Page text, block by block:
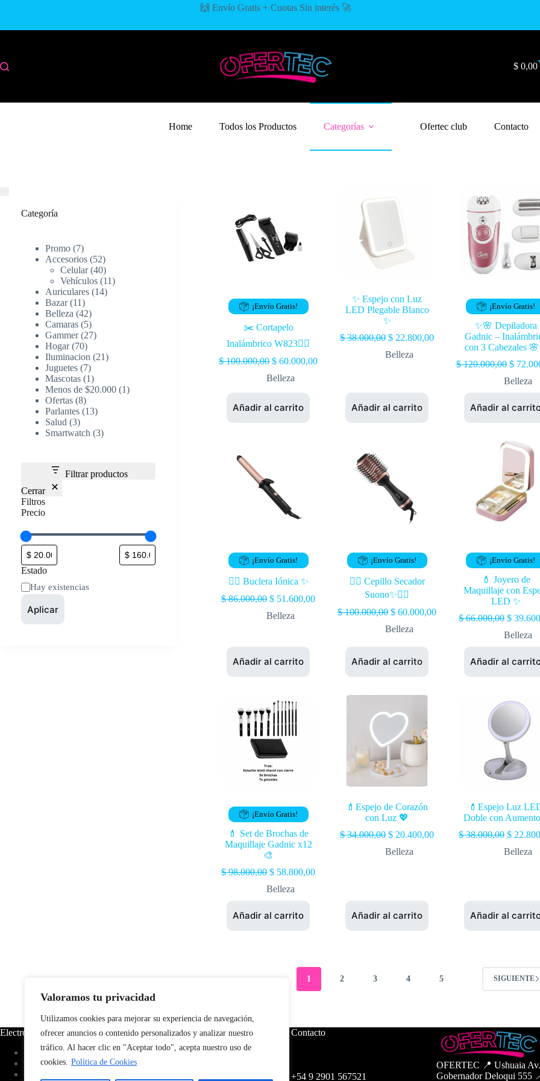
Valoramos tu privacidad
Utilizamos cookies para mejorar su experiencia de navegación,
ofrecer anuncios o contenido personalizados y analizar nuestro
tráfico. Al hacer clic en "Aceptar todo", acepta nuestro uso de
cookies. Política de Cookies
🙌 Envío Gratis + Cuotas Sin interés 🚀
$ 0,00
Home Todos los Productos Categorías Ofertec club Contacto
¡Envío Gratis!
✂️ Cortapelo
Inalámbrico W823💇‍♂️
$100.000,00 $ 60.000,00
Belleza
Añadir al carrito
✨ Espejo con Luz
LED Plegable Blanco
✨
$38.000,00 $ 22.800,00
Belleza
Añadir al carrito
¡Envío Gratis!
✨🌸 Depiladora
Gadnic –
con 3 Cabezales
$120.000,00 $
Belleza
Añadir al
¡Envío Gratis!
💁‍♀️ Buclera Iónica ✨
$86.000,00 $ 51.600,00
Belleza
Añadir al carrito
¡Envío Gratis!
💁‍♀️ Cepillo Secador
Suono✨💁‍♀️
$100.000,00 $ 60.000,00
Belleza
Añadir al carrito
¡Envío Gratis!
💄 Joyero de
Maquillaje con
LED ✨
$66.000,00 $
Belleza
Añadir al
¡Envío Gratis!
💄 Set de Brochas de
Maquillaje Gadnic x12
🎨
$98.000,00 $ 58.800,00
Belleza
Añadir al carrito
💄Espejo de Corazón
con Luz 💖
$34.000,00 $ 20.400,00
Belleza
Añadir al carrito
💄Espejo Luz
Doble con
$38.000,00 $
Belleza
Añadir al
1 2 3 4 5 SIGUIENTE
Categoría
Promo 7
Accesorios 52
Celular 40
Vehículos 11
Auriculares 14
Bazar 11
Belleza 42
Camaras 5
Gammer 27
Hogar 70
Iluminacion
21
Juguetes 7
Mascotas 1
Menos de $20.000 1
Ofertas 8
Parlantes 13
Salud 3
Smartwatch 3
Filtrar productos
Cerrar
Filtros
Precio
Estado
Hay existencias
Aplicar
Electro
Accesorios
Belleza
TECH
Gammer
Contacto
+54 9 2901 567521
OFERTEC 📍 Ushuaia Av.
Gobernador Deloqui 555